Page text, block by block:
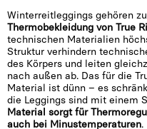
Winterreitleggings gehören
Thermobekleidung von True
technischen Materialien
Struktur verhindern
des Körpers und leiten
nach außen ab. Das für die
Material ist dünn – es
die Leggings sind mit einem
Material sorgt für
auch bei Minustemperaturen.